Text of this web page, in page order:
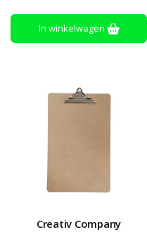
op de kaartzijde of plak een vel
op de achterkant, knip het uit
en bevestig het op het Flano-
In winkelwagen
Creativ Company